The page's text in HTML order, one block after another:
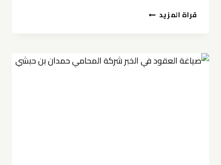
قراة المزيد محامي
الخبر
0539570007